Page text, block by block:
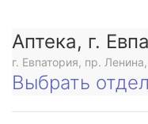
Аптека, г.
г. Евпатория, пр.
Выбрать